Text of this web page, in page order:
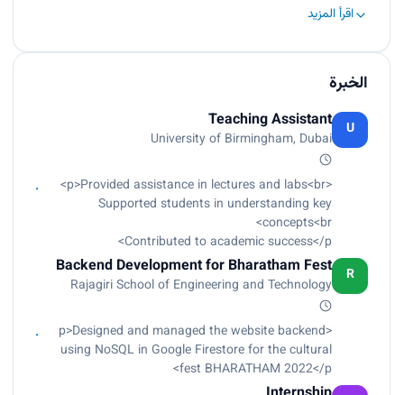
اقرأ المزيد
الخبرة
U
Teaching Assistant
University of Birmingham, Dubai
<p>Provided assistance in lectures and labs<br>
Supported students in understanding key
concepts<br>
Contributed to academic success</p>
R
Backend Development for Bharatham Fest
Rajagiri School of Engineering and Technology
<p>Designed and managed the website backend
using NoSQL in Google Firestore for the cultural
fest BHARATHAM 2022</p>